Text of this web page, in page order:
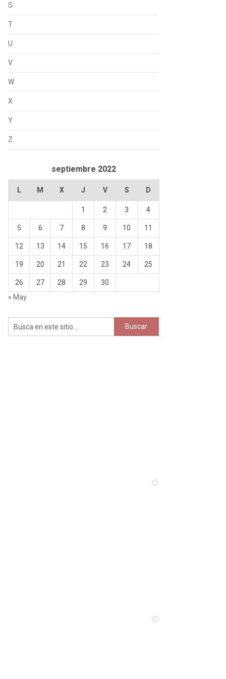
S
T
U
V
W
X
Y
Z
septiembre 2022
L M X J V S D
1 2 3 4
5 6 7 8 9 10 11
12 13 14 15 16 17 18
19 20 21 22 23 24 25
26 27 28 29
30
« May